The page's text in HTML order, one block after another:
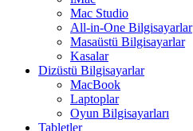
Mac Studio
All-in-One Bilgisayarlar
Masaüstü Bilgisayarlar
Kasalar
Dizüstü Bilgisayarlar
MacBook
Laptoplar
Oyun Bilgisayarları
Tabletler